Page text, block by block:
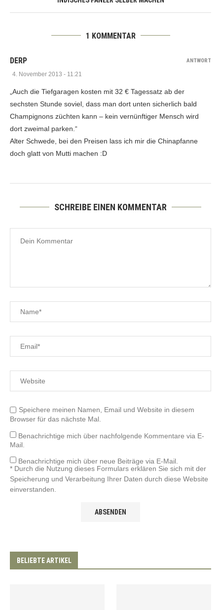
1 KOMMENTAR
DERP
4. November 2013 - 11:21
„Auch die Tiefgaragen kosten mit 32 € Tagessatz ab der
sechsten Stunde soviel, dass man dort unten sicherlich bald
Champignons züchten kann – kein vernünftiger Mensch wird
dort zweimal parken.“
Alter Schwede, bei den Preisen lass ich mir die Chinapfanne
doch glatt von Mutti machen :D
ANTWORT
SCHREIBE EINEN KOMMENTAR
Speichere meinen Namen, Email und Website in diesem
Browser für das nächste Mal.
Benachrichtige mich über nachfolgende Kommentare via E-
Mail.
Benachrichtige mich über neue Beiträge via E-Mail.
* Durch die Nutzung dieses Formulars erklären Sie sich mit der
Speicherung und Verarbeitung Ihrer Daten durch diese Website
einverstanden.
BELIEBTE ARTIKEL